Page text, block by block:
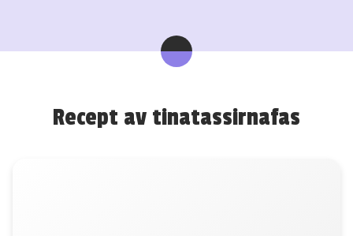
Recept av tinatassirnafas